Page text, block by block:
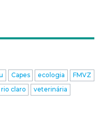
Capes ecologia
FMVZ
rio claro
veterinária